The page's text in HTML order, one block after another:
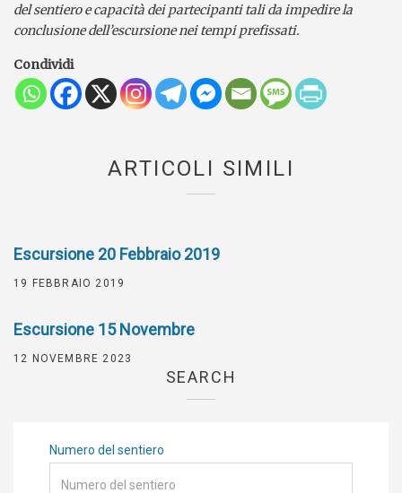
del sentiero e capacità dei partecipanti tali da impedire la
conclusione dell’escursione nei tempi prefissati.
Condividi
ARTICOLI SIMILI
Escursione 20 Febbraio 2019
19 FEBBRAIO 2019
Escursione 15 Novembre
12 NOVEMBRE 2023
SEARCH
Numero del sentiero